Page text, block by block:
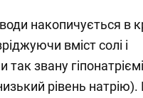
накопичується в
вміст солі і
так звану
рівень натрію).